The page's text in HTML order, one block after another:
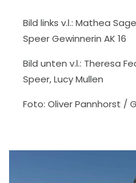
Bild links v.l.: Mathea
Speer Gewinnerin AK 16
Bild unten v.l.: Theresa
Speer, Lucy Mullen
Foto: Oliver Pannhorst /